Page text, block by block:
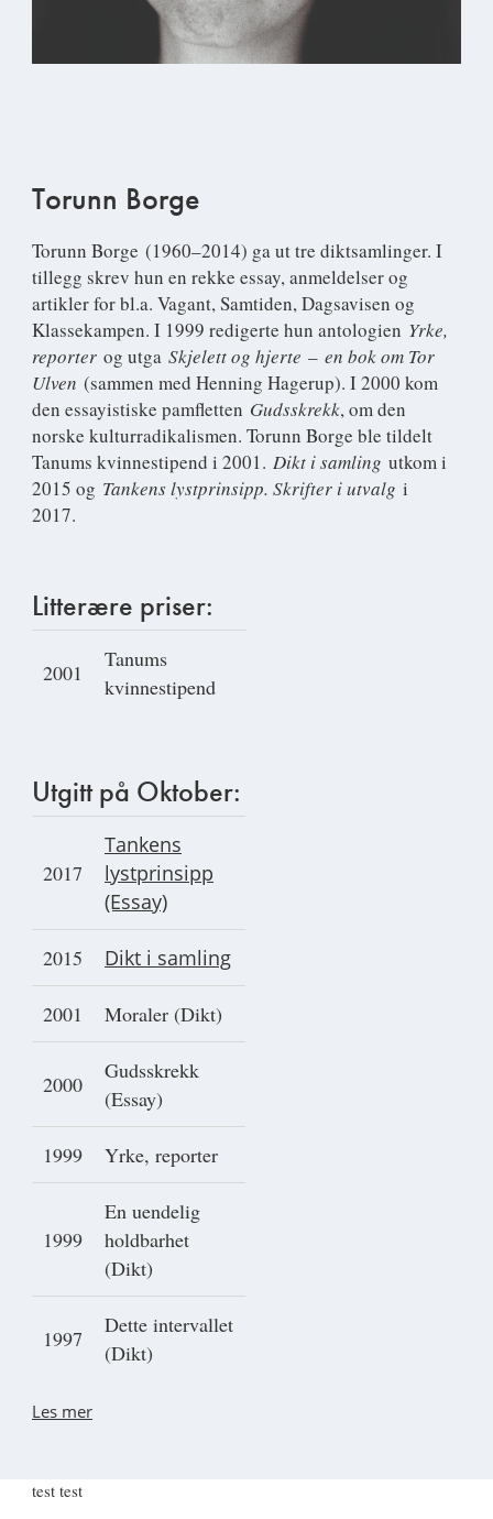
Torunn Borge
Torunn Borge (1960–2014) ga ut tre diktsamlinger. I
tillegg skrev hun en rekke essay, anmeldelser og
artikler for bl.a. Vagant, Samtiden, Dagsavisen og
Klassekampen. I 1999 redigerte hun antologien Yrke,
reporter og utga Skjelett og hjerte – en bok om Tor
Ulven (sammen med Henning Hagerup). I 2000 kom
den essayistiske pamfletten Gudsskrekk, om den
norske kulturradikalismen. Torunn Borge ble tildelt
Tanums kvinnestipend i 2001. Dikt i samling utkom i
2015 og Tankens lystprinsipp. Skrifter i utvalg i
2017.
Litterære priser:
2001
Tanums
kvinnestipend
Utgitt på Oktober:
2017
Tankens
lystprinsipp
(Essay)
2015 Dikt i samling
2001 Moraler (Dikt)
2000
Gudsskrekk
(Essay)
1999 Yrke, reporter
1999
En uendelig
holdbarhet
(Dikt)
1997
Dette intervallet
(Dikt)
Les mer
test test